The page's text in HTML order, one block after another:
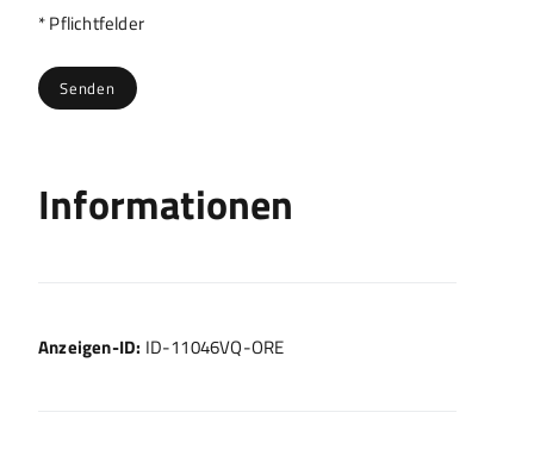
Bitte lasse dieses Feld leer.
* Pflichtfelder
Informationen
Anzeigen-ID: ID-11046VQ-ORE